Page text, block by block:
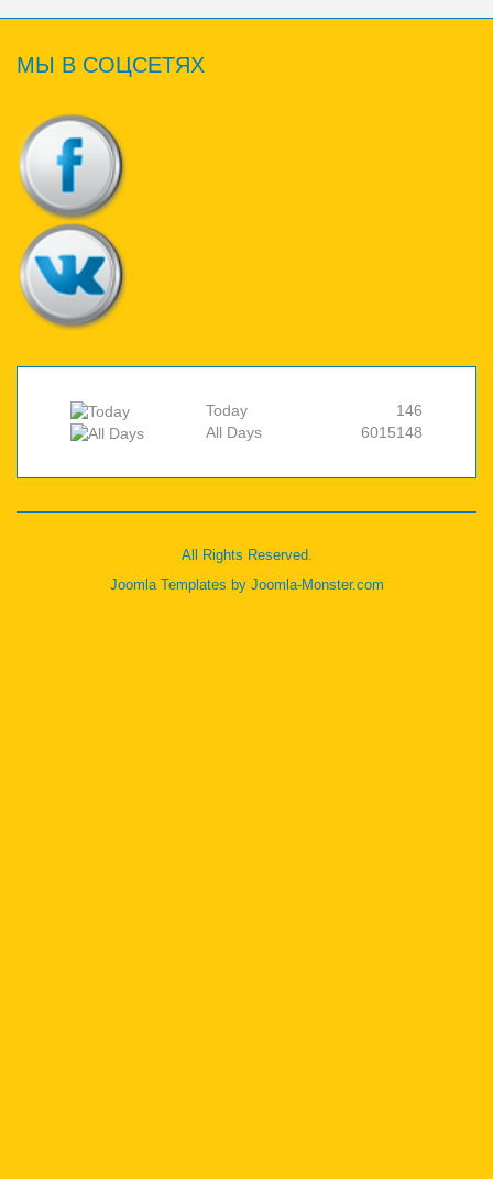
МЫ В СОЦСЕТЯХ
Today
146
All Days
6015148
All Rights Reserved.
Joomla Templates by Joomla-Monster.com